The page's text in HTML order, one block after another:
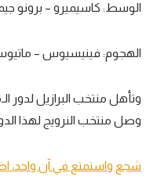
الوسط: كاسيميرو – برونو
الهجوم: فينيسيوس – ماتيوس
وصل منتخب النرويج لهذا
شجع واستمتع في آن واحد،